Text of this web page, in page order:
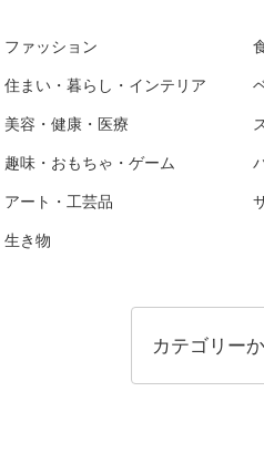
ファッション
住まい・暮らし・インテリア
美容・健康・医療
趣味・おもちゃ・ゲーム
アート・工芸品
生き物
カテゴリー